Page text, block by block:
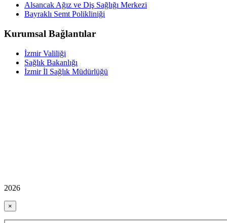
Alsancak Ağız ve Diş Sağlığı Merkezi
Bayraklı Semt Polikliniği
Kurumsal Bağlantılar
İzmir Valiliği
Sağlık Bakanlığı
İzmir İl Sağlık Müdürlüğü
2026
×